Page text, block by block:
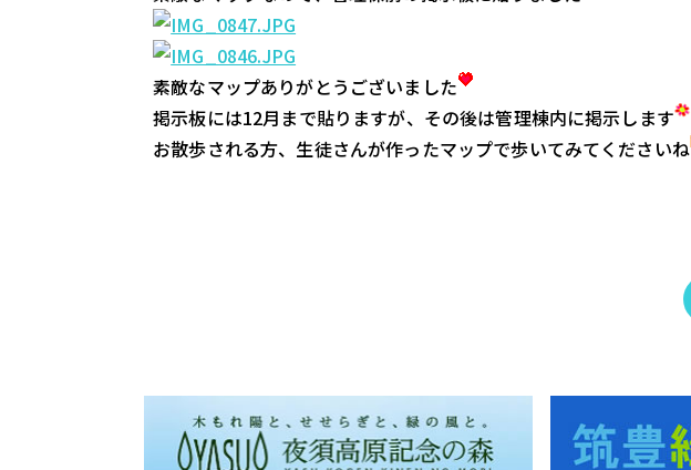
素敵なマップありがとうございました
掲示板には12月まで貼りますが、その後は管理棟内に掲示します
お散歩される方、生徒さんが作ったマップで歩いてみてくださいね